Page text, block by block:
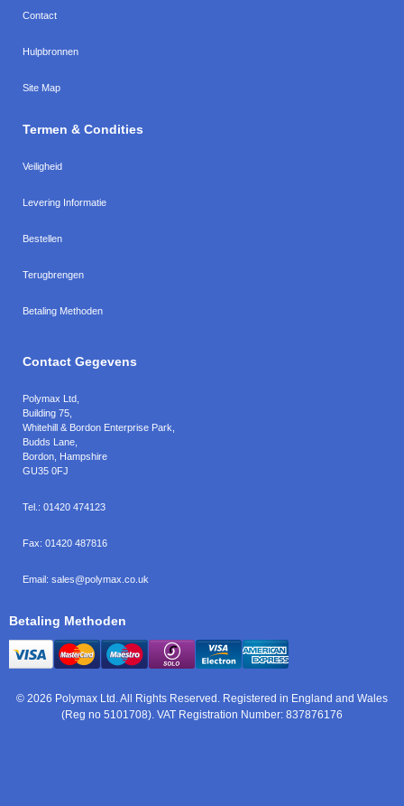
Contact
Hulpbronnen
Site Map
Termen & Condities
Veiligheid
Levering Informatie
Bestellen
Terugbrengen
Betaling Methoden
Contact Gegevens
Polymax Ltd
Building 75,
Whitehill & Bordon Enterprise Park,
Budds Lane
Bordon Hampshire
GU35 0FJ
Tel.: 01420 474123
Fax: 01420 487816
Email: sales@polymax.co.uk
Betaling Methoden
© 2026 Polymax Ltd. All Rights Reserved. Registered in England and Wales
(Reg no 5101708). VAT Registration Number: 837876176